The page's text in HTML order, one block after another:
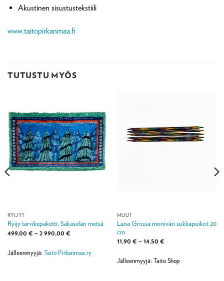
Akustinen sisustustekstiili
www.taitopirkanmaa.fi
TUTUSTU MYÖS
RYIJYT
Ryijy tarvikepaketti, Sakaselän metsä
499,00 € – 2 990,00 €Hintaluokka:
2
990,00 €
Jälleenmyyjä: Taito Pirkanmaa ry
MUUT
Lana Grossa moniväri sukkapuikot 20
cm
11,90 € – 14,50 €Hintaluokka:
14,50 €
Jälleenmyyjä: Taito Shop